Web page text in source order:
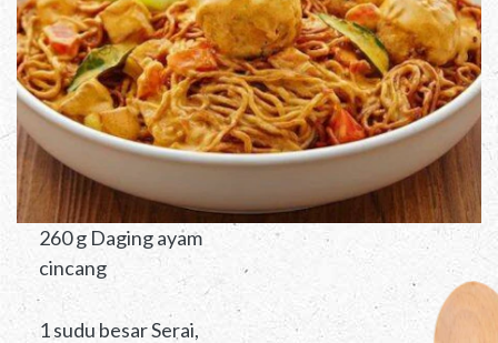
260 g Daging ayam
cincang
1 sudu besar Serai,